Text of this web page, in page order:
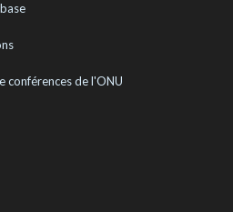
conférences de l'ONU